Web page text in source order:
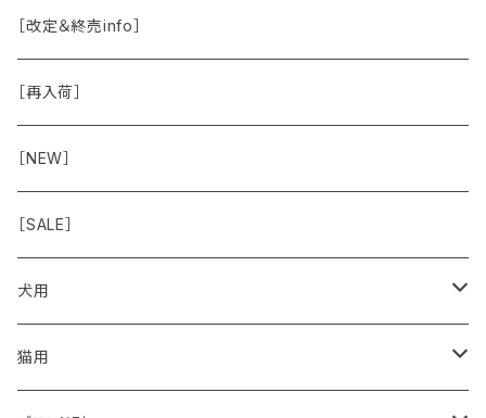
除菌
おくち
おめめ
ブラシと雑貨
Natural Marche
ちょこっとシリーズ
◾️躾トレーニングに
◾️長く楽しむ用
◾️特別なご褒美/嗜好性高
おめめ
おなか
臓-肝腎心膵
免疫力・健康維持
こころ・脳
ウェット・お惣菜
ドライ
ノーズワーク・玩具
お散歩用品
オーナー雑貨
［改定＆終売info］
［再入荷］
［NEW］
［SALE］
犬用
フードおやつ
猫用